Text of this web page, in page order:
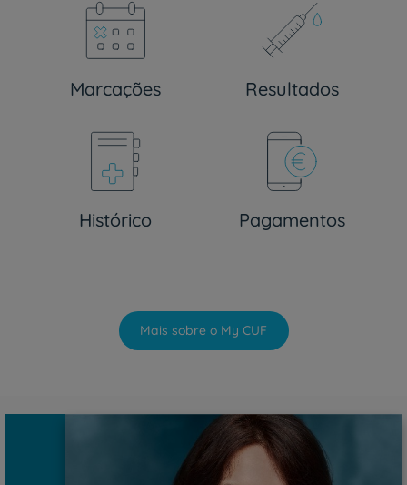
Marcações Resultados
Histórico Pagamentos
Mais sobre o My CUF